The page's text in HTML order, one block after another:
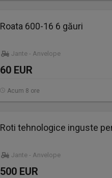
Roata 600-16 6 găuri
Jante - Anvelope
60 EUR
Acum 8 ore
Roti tehnologice inguste
Jante - Anvelope
500 EUR